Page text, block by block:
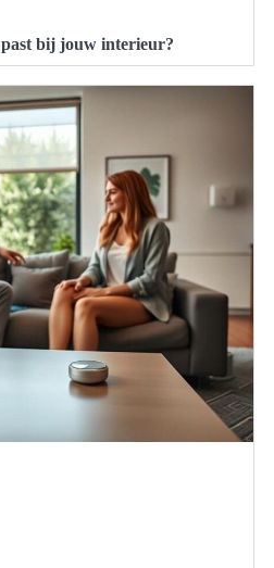
bij jouw interieur?